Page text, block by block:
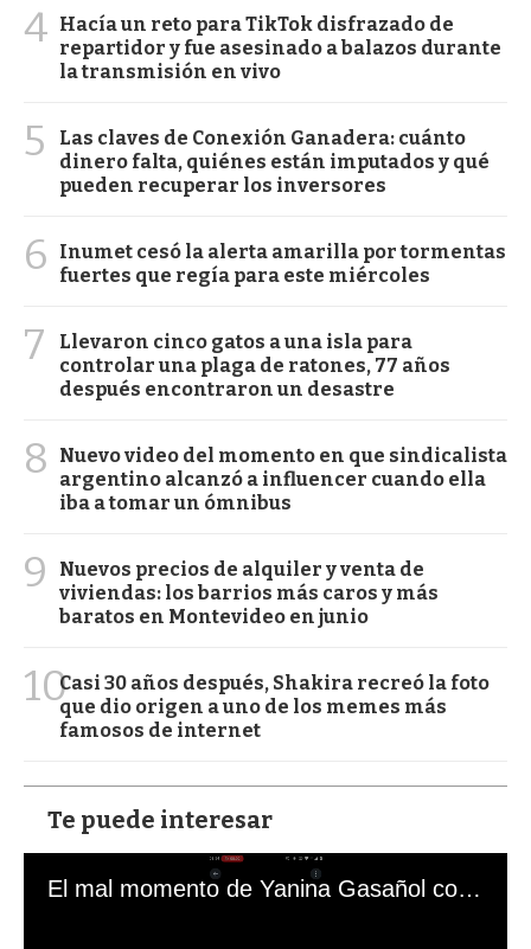
4 Hacía un reto para TikTok disfrazado de
repartidor y fue asesinado a balazos durante
la transmisión en vivo
5
Las claves de Conexión Ganadera: cuánto
dinero falta, quiénes están imputados y qué
pueden recuperar los inversores
6
Inumet cesó la alerta amarilla por tormentas
fuertes que regía para este miércoles
7
Llevaron cinco gatos a una isla para
controlar una plaga de ratones, 77 años
después encontraron un desastre
8
Nuevo video del momento en que sindicalista
argentino alcanzó a influencer cuando ella
iba a tomar un ómnibus
9
Nuevos precios de alquiler y venta de
viviendas: los barrios más caros y más
baratos en Montevideo en junio
10Casi 30 años después, Shakira recreó la foto
que dio origen a uno de los memes más
famosos de internet
Te puede interesar
El mal momento de Yanina Gasañol con un hincha argentino en "Subrayado"